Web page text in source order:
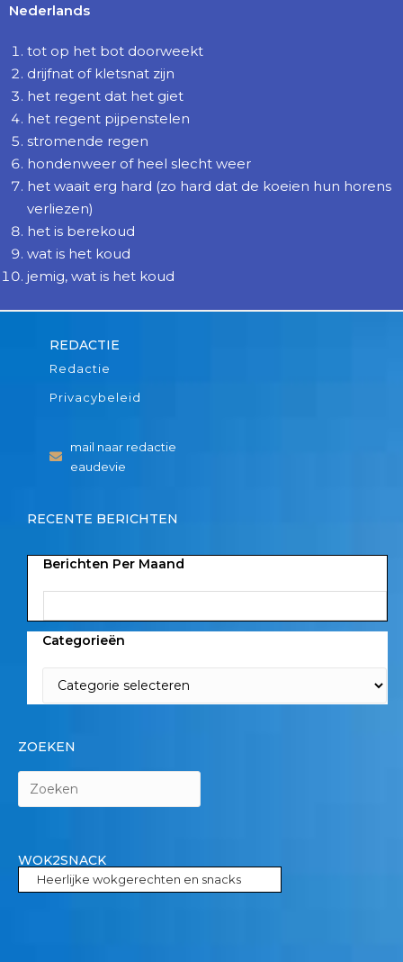
Nederlands
tot op het bot doorweekt
drijfnat of kletsnat zijn
het regent dat het giet
het regent pijpenstelen
stromende regen
hondenweer of heel slecht weer
het waait erg hard (zo hard dat de koeien hun horens
verliezen)
het is berekoud
wat is het koud
jemig, wat is het koud
REDACTIE
Redactie
Privacybeleid
mail naar redactie
eaudevie
RECENTE BERICHTEN
Berichten Per Maand
Categorieën
ZOEKEN
WOK2SNACK
Heerlijke wokgerechten en snacks